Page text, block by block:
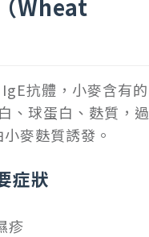
Wheat
抗體，小麥含有的
、球蛋白、麩質，過
麥麩質誘發。
症狀
疹